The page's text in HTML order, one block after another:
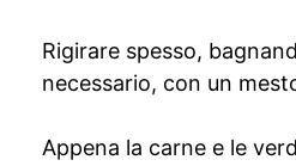
Rigirare spesso,
necessario, con un
Appena la carne e le